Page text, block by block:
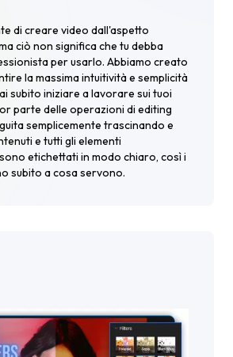
di creare video dall'aspetto
ciò non significa che tu debba
per usarlo. Abbiamo creato
la massima intuitività e semplicità
subito iniziare a lavorare sui tuoi
parte delle operazioni di editing
semplicemente trascinando e
e tutti gli elementi
etichettati in modo chiaro, così i
subito a cosa servono.